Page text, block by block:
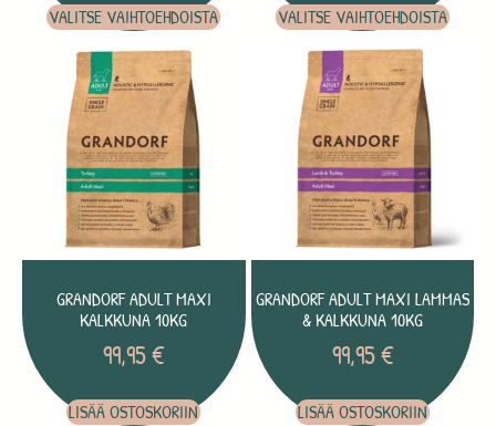
VALITSE VAIHTOEHDOISTA VALITSE VAIHTOEHDOISTA
GRANDORF ADULT MAXI
KALKKUNA 10KG
99,95€
LISÄÄ OSTOSKORIIN
GRANDORF ADULT MAXI LAMMAS
& KALKKUNA 10KG
99,95€
LISÄÄ OSTOSKORIIN